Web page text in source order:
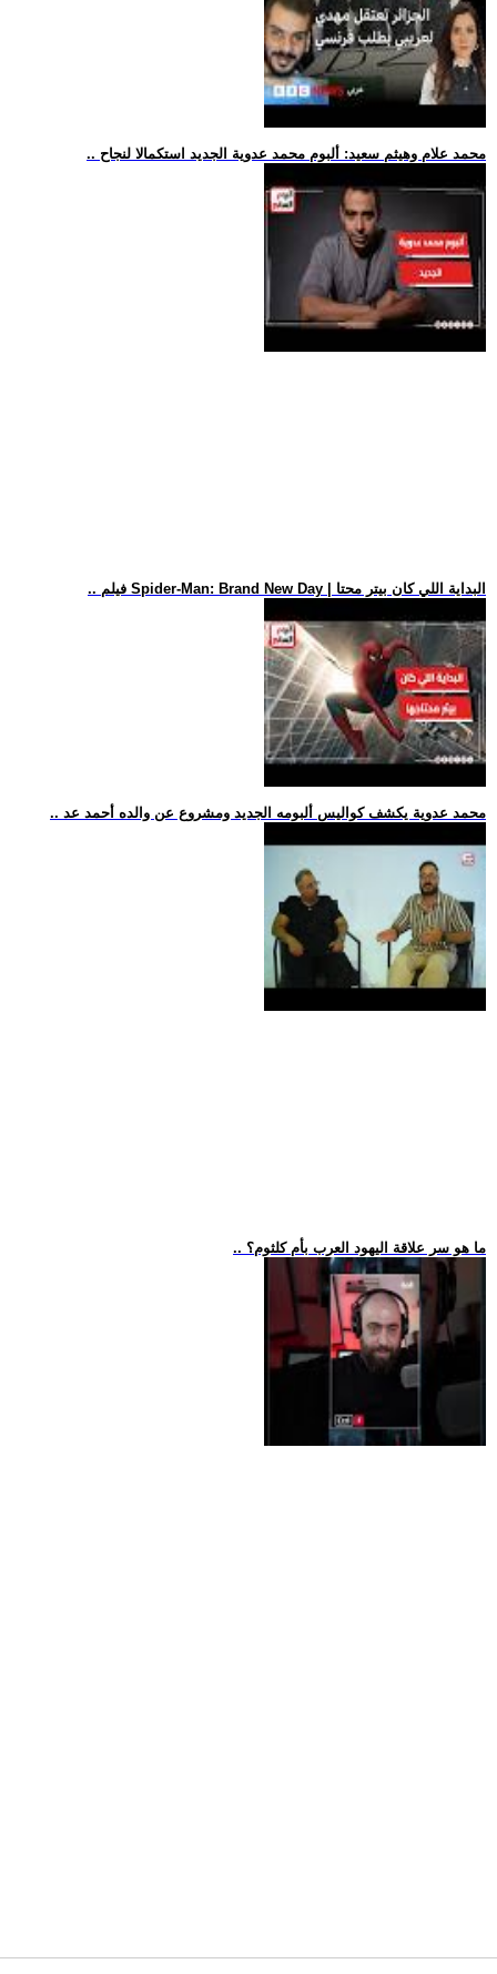
.. محمد علام وهيثم سعيد: ألبوم محمد عدوية الجديد استكمالا لنجاح
.. فيلم Spider-Man: Brand New Day | البداية اللي كان بيتر محتا
.. محمد عدوية يكشف كواليس ألبومه الجديد ومشروع عن والده أحمد عد
.. ما هو سر علاقة اليهود العرب بأم كلثوم؟